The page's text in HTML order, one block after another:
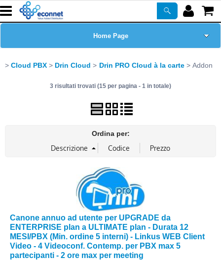
Home Page
Prodotti
Corsi
ASSISTENZA
Certificazioni
Newsletter
PROMO ATTIVE
Cloud PBX Drin Cloud Drin PRO Cloud à la carte Addon
3 risultati trovati (15 per pagina - 1 in totale)
Ordina per:
Canone annuo ad utente per UPGRADE da
ENTERPRISE plan a ULTIMATE plan - Durata 12
MESI/PBX (Min. ordine 5 interni) - Linkus WEB Client
Video - 4 Videoconf. Contemp. per PBX max 5
partecipanti - 2 ore max per meeting